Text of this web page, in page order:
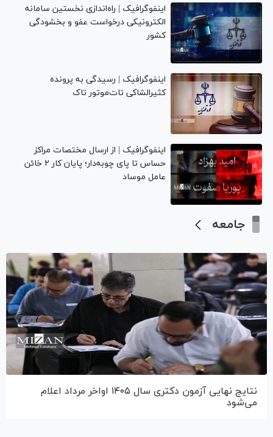
اینفوگرافیک | راه‌اندازی نخستین سامانه
الکترونیکی درخواست عفو و بخشودگی
کشور
اینفوگرافیک | رسیدگی به پرونده
کثیرالشاکی تات‌موتور تاک
اینفوگرافیک | از ارسال مختصات مراکز
حساس تا پای چوبه‌دار؛ پایان کار ۲ خائن
عامل موساد
جامعه
نتایج نهایی آزمون دکتری سال ۱۴۰۵ اواخر مرداد اعلام
می‌شود